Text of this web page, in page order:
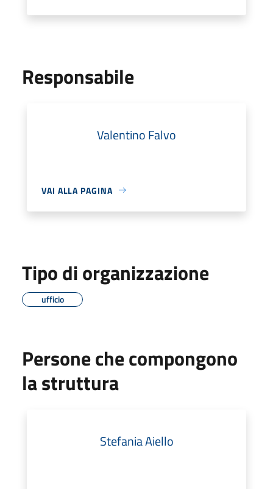
Responsabile
Valentino Falvo
VAI ALLA PAGINA
Tipo di organizzazione
ufficio
Persone che compongono
la struttura
Stefania Aiello